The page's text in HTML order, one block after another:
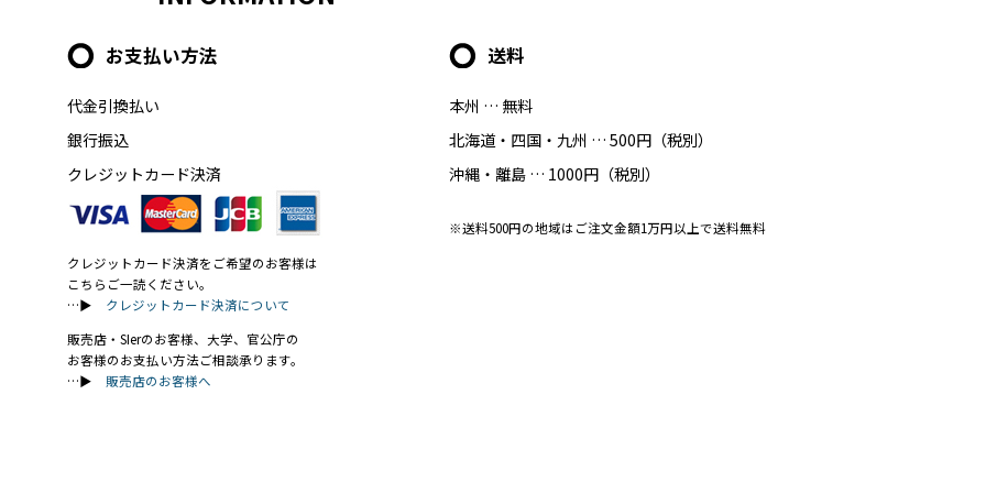
お支払い方法
代金引換払い
銀行振込
クレジットカード決済
クレジットカード決済をご希望のお客様は
こちらご一読ください。
…▶ クレジットカード決済について
販売店・SIerのお客様、大学、官公庁の
お客様のお支払い方法ご相談承ります。
…▶ 販売店のお客様へ
送料
本州 … 無料
北海道・四国・九州 … 500円（税別）
沖縄・離島 … 1000円（税別）
※送料500円の地域はご注文金額1万円以上で送料無料